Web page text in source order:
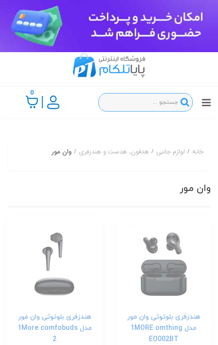
0
خانه لوازم جانبی هدفون، هدست و هندزفری وان مور
وان مور
هندزفری بلوتوثی وان مور
مدل 1MORE omthing
EO002BT
هندزفری بلوتوثی وان مور
مدل 1More comfobuds
2